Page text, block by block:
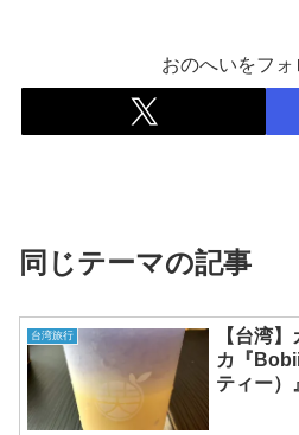
おのへいをフォ
同じテーマの記事
台湾旅行
【台湾
カ『
ティー）